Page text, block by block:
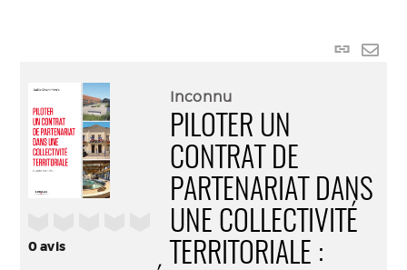
Lien
0avis
Inconnu
PILOTER UN
CONTRAT DE
PARTENARIAT DANS
UNE COLLECTIVITÉ
TERRITORIALE :